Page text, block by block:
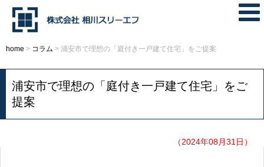
home > コラム > 浦安市で理想の「庭付き一戸建て住宅」をご提案
浦安市で理想の「庭付き一戸建て住宅」をご
提案
（2024年08月31日）